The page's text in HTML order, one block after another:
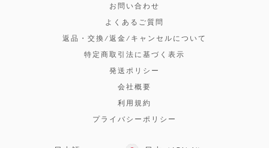
お問い合わせ
よくあるご質問
返品・交換/返金/キャンセルについて
特定商取引法に基づく表示
発送ポリシー
会社概要
利用規約
プライバシーポリシー